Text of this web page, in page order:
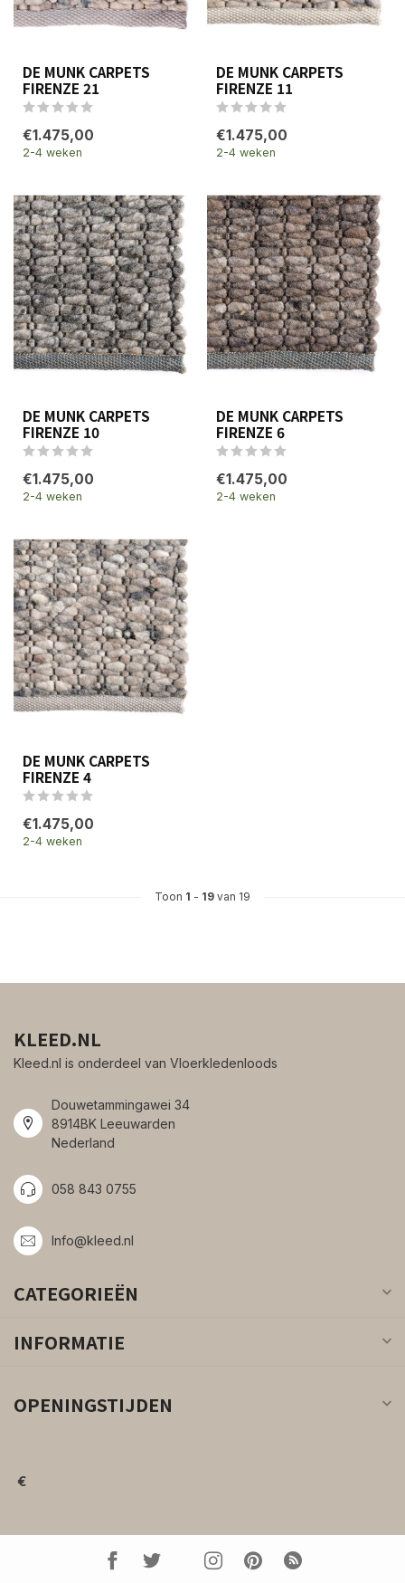
DE MUNK CARPETS
FIRENZE 21
€1.475,00
2-4 weken
DE MUNK CARPETS
FIRENZE 11
€1.475,00
2-4 weken
DE MUNK CARPETS
FIRENZE 10
€1.475,00
2-4 weken
DE MUNK CARPETS
FIRENZE 6
€1.475,00
2-4 weken
DE MUNK CARPETS
FIRENZE 4
€1.475,00
2-4 weken
Toon 1 - 19 van 19
KLEED.NL
Kleed.nl is onderdeel van Vloerkledenloods
Douwetammingawei 34
8914BK Leeuwarden
Nederland
058 843 0755
Info@kleed.nl
CATEGORIEËN
INFORMATIE
OPENINGSTIJDEN
€